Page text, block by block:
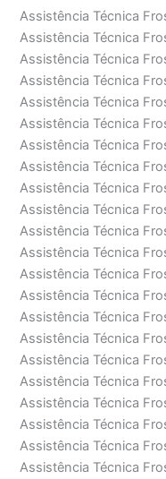
Assistência Técnica
Assistência Técnica
Assistência Técnica
Assistência Técnica
Assistência Técnica
Assistência Técnica
Assistência Técnica
Assistência Técnica
Assistência Técnica
Assistência Técnica
Assistência Técnica
Assistência Técnica
Assistência Técnica
Assistência Técnica
Assistência Técnica
Assistência Técnica
Assistência Técnica
Assistência Técnica
Assistência Técnica
Assistência Técnica
Assistência Técnica
Assistência Técnica